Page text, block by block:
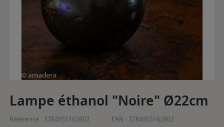
Lampe éthanol "Noire" Ø22cm
Référence : 3784955162802 EAN : 3784955162802